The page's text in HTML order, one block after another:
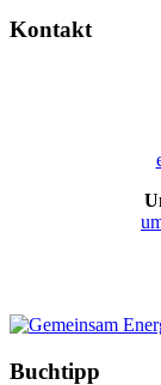
Kontakt
Buchtipp